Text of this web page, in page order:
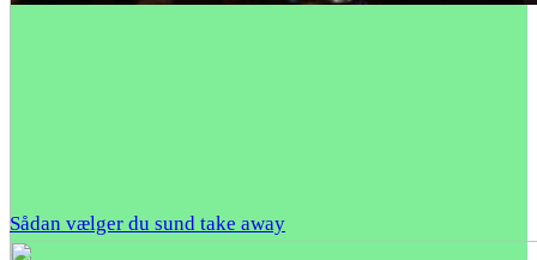
Sådan vælger du sund take away